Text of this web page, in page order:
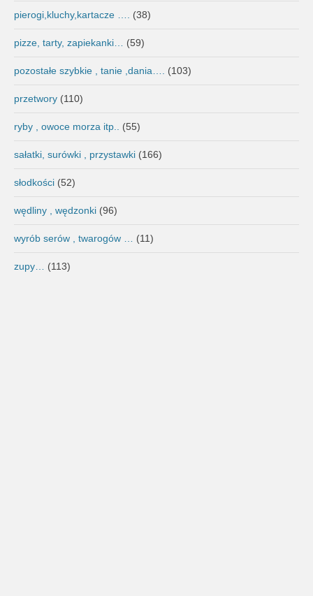
pierogi,kluchy,kartacze …. (38)
pizze, tarty, zapiekanki… (59)
pozostałe szybkie , tanie ,dania…. (103)
przetwory (110)
ryby , owoce morza itp.. (55)
sałatki, surówki , przystawki (166)
słodkości (52)
wędliny , wędzonki (96)
wyrób serów , twarogów … (11)
zupy… (113)